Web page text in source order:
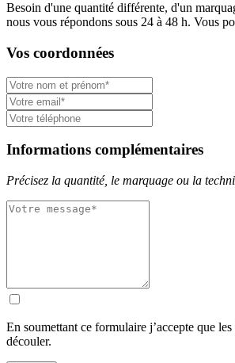
Besoin d'une quantité différente, d'un
nous vous répondons sous 24 à 48 h. Vous
Vos coordonnées
Informations complémentaires
Précisez la quantité, le marquage ou la
En soumettant ce formulaire j’accepte que
découler.